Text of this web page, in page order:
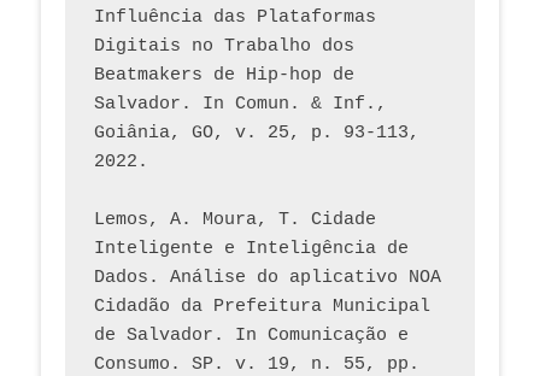
Influência das Plataformas
Digitais no Trabalho dos
Beatmakers de Hip-hop de
Salvador. In Comun. & Inf.,
Goiânia, GO, v. 25, p. 93-113,
2022.
Lemos, A. Moura, T. Cidade
Inteligente e Inteligência de
Dados. Análise do aplicativo NOA
Cidadão da Prefeitura Municipal
de Salvador. In Comunicação e
Consumo. SP. v. 19, n. 55, pp.